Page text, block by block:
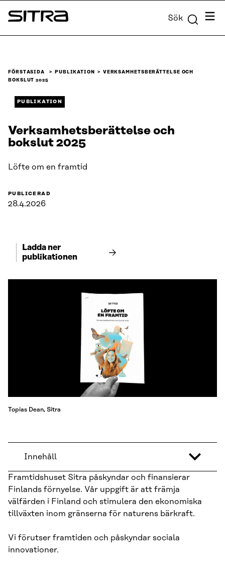
Skip to
content
Sitra Sök Meny
FÖRSTASIDA PUBLIKATION
VERKSAMHETSBERÄTTELSE OCH
BOKSLUT 2025
PUBLIKATION
Verksamhetsberättelse och
bokslut 2025
Löfte om en framtid
PUBLICERAD
28.4.2026
Ladda ner
publikationen
Topias Dean, Sitra
Innehåll
Framtidshuset Sitra påskyndar och finansierar
Finlands förnyelse. Vår uppgift är att främja
välfärden i Finland och stimulera den ekonomiska
tillväxten inom gränserna för naturens bärkraft.
Vi förutser framtiden och påskyndar sociala
innovationer.